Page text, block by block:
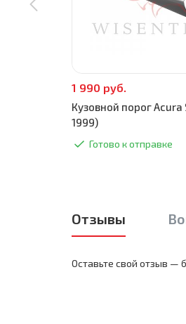
1 990 руб.
Кузовной порог Acura
1999)
Готово к отправке
Отзывы
Оставьте свой отзыв —